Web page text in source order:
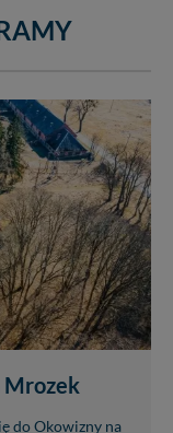
Mrozek
do Okowizny na
Mazur na